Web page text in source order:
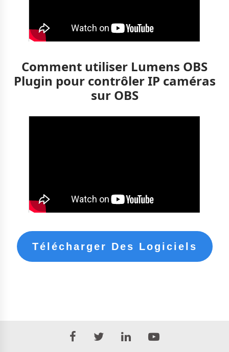
Comment utiliser Lumens OBS
Plugin pour contrôler IP caméras
sur OBS
Télécharger Des Logiciels